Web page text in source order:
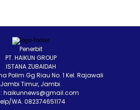
Penerbit
PT. HAIKUN GROUP
ISTANA ZUBAIDAH
Polim Gg Riau No. 1 Kel. Rajawali
Jambi Timur, Jambi.
haikunnews@gmail.com
WA. 082374651174